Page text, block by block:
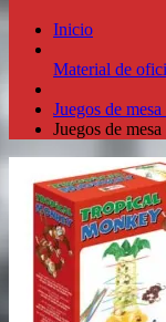
Inicio
Material de
Juegos de
Juegos de